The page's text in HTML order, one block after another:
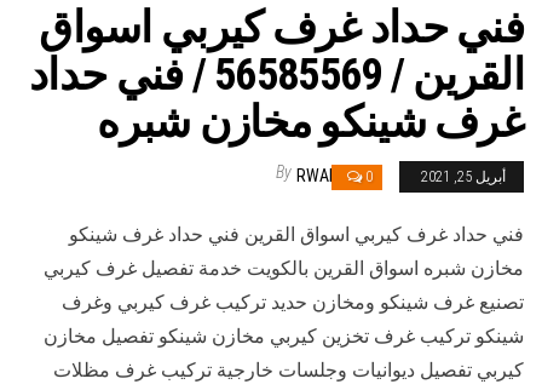
فني حداد غرف كيربي اسواق
القرين / 56585569 / فني حداد
غرف شينكو مخازن شبره
أبريل 25, 2021 0
By RWAN
فني حداد غرف كيربي اسواق القرين فني حداد غرف شينكو
مخازن شبره اسواق القرين بالكويت خدمة تفصيل غرف كيربي
تصنيع غرف شينكو ومخازن حديد تركيب غرف كيربي وغرف
شينكو تركيب غرف تخزين كيربي مخازن شينكو تفصيل مخازن
كيربي تفصيل ديوانيات وجلسات خارجية تركيب غرف مظلات